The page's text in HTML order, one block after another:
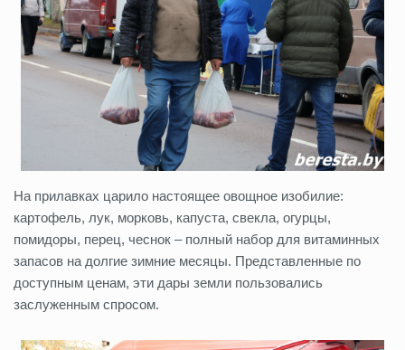
На прилавках царило настоящее овощное изобилие:
картофель, лук, морковь, капуста, свекла, огурцы,
помидоры, перец, чеснок – полный набор для витаминных
запасов на долгие зимние месяцы. Представленные по
доступным ценам, эти дары земли пользовались
заслуженным спросом.